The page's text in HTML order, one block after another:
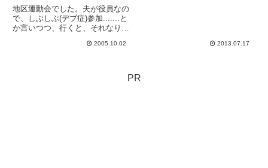
地区運動会でした。夫が役員なの
で、しぶしぶ(デブ症)参加.......と
か言いつつ、行くと、それなりに
は大喜びですよ。近所には面倒見
2005.10.02 2013.07.17
PR